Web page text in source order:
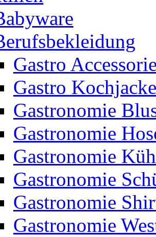
Gastro
Gastro
Gastronomie
Gastronomie
Gastronomie
Gastronomie
Gastronomie
Gastronomie